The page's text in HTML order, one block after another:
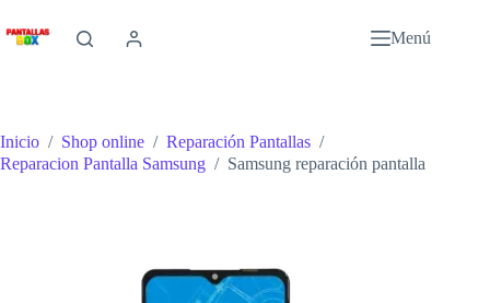
al
contenido
Menú
Inicio / Shop online / Reparación Pantallas /
Reparacion Pantalla Samsung / Samsung reparación pantalla